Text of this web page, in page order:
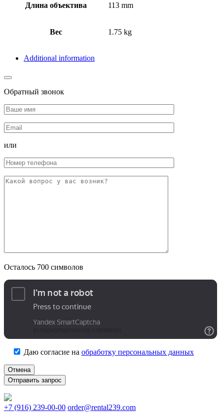
Длина объектива 113 mm
Вес 1.75 kg
Additional information
Обратный звонок
или
Осталось 700 символов
Даю согласие на обработку персональных данных
Отмена
+7 (916) 239-00-00 order@rental239.com